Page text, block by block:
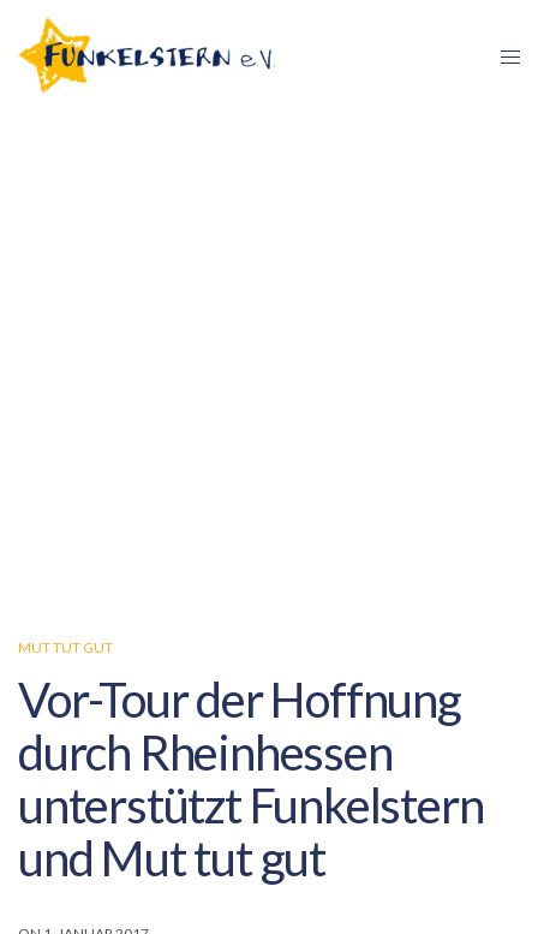
MUT TUT GUT
Vor-Tour der Hoffnung
durch Rheinhessen
unterstützt Funkelstern
und Mut tut gut